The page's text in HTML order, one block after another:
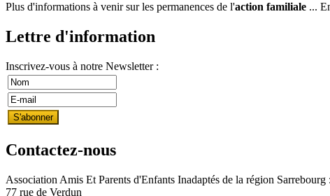
Plus d'informations à venir sur les permanences de l'action familiale ...
Lettre d'information
Inscrivez-vous à notre Newsletter :
Contactez-nous
Association Amis Et Parents d'Enfants Inadaptés de la région Sarrebourg :
77 rue de Verdun